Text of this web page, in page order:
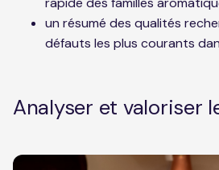
un résumé des qualités
défauts les plus courants
Analyser et valoriser